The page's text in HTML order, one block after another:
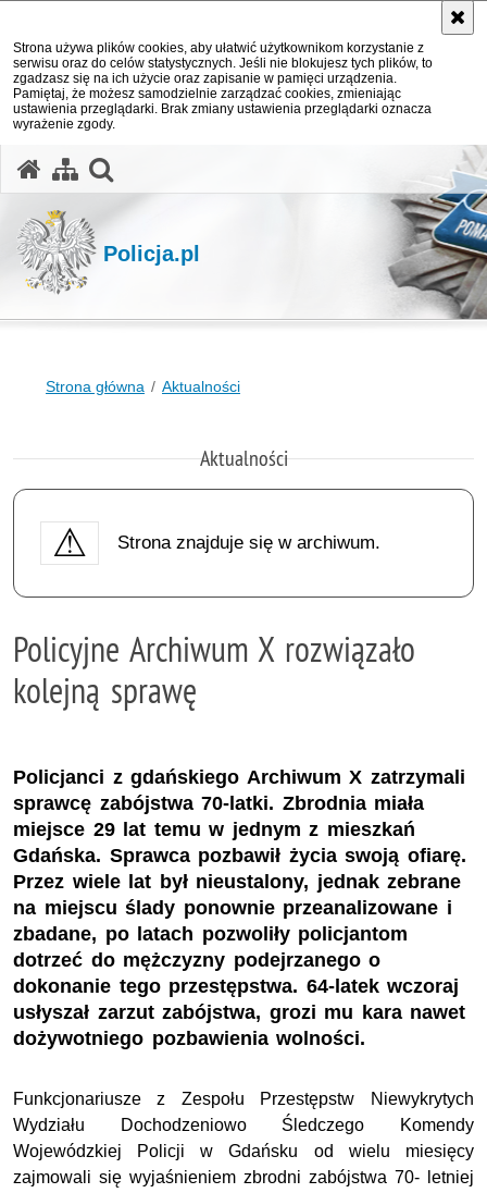
Strona używa plików cookies, aby ułatwić użytkownikom korzystanie z
serwisu oraz do celów statystycznych. Jeśli nie blokujesz tych plików, to
zgadzasz się na ich użycie oraz zapisanie w pamięci urządzenia.
Pamiętaj, że możesz samodzielnie zarządzać cookies, zmieniając
ustawienia przeglądarki. Brak zmiany ustawienia przeglądarki oznacza
wyrażenie zgody.
Policja.pl
Strona główna Aktualności
Aktualności
Strona znajduje się w archiwum.
Policyjne Archiwum X rozwiązało
kolejną sprawę
Policjanci z gdańskiego Archiwum X zatrzymali
sprawcę zabójstwa 70-latki. Zbrodnia miała
miejsce 29 lat temu w jednym z mieszkań
Gdańska. Sprawca pozbawił życia swoją ofiarę.
Przez wiele lat był nieustalony, jednak zebrane
na miejscu ślady ponownie przeanalizowane i
zbadane, po latach pozwoliły policjantom
dotrzeć do mężczyzny podejrzanego o
dokonanie tego przestępstwa. 64-latek wczoraj
usłyszał zarzut zabójstwa, grozi mu kara nawet
dożywotniego pozbawienia wolności.
Funkcjonariusze z Zespołu Przestępstw Niewykrytych
Wydziału Dochodzeniowo Śledczego Komendy
Wojewódzkiej Policji w Gdańsku od wielu miesięcy
zajmowali się wyjaśnieniem zbrodni zabójstwa 70- letniej